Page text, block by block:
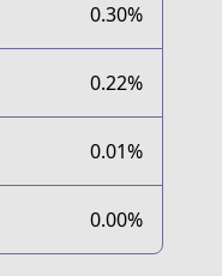
0.30%
0.22%
0.01%
0.00%